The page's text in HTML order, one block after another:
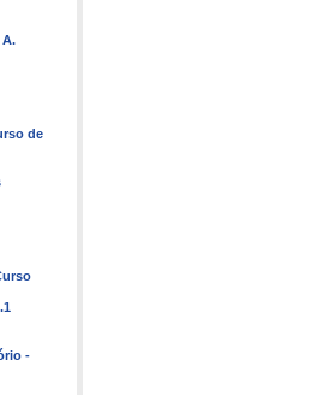
A.
de
-